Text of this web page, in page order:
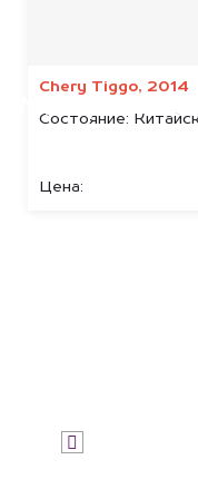
Chery Tiggo, 2014
Состояние:
Цена:
Мы купим